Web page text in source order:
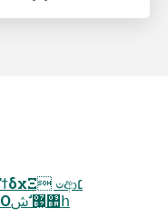
ಈͱͯ͠ϚΠίϯϘʔυ .JDSP1ZUIPO޷͖ ࣗݾ঺հ